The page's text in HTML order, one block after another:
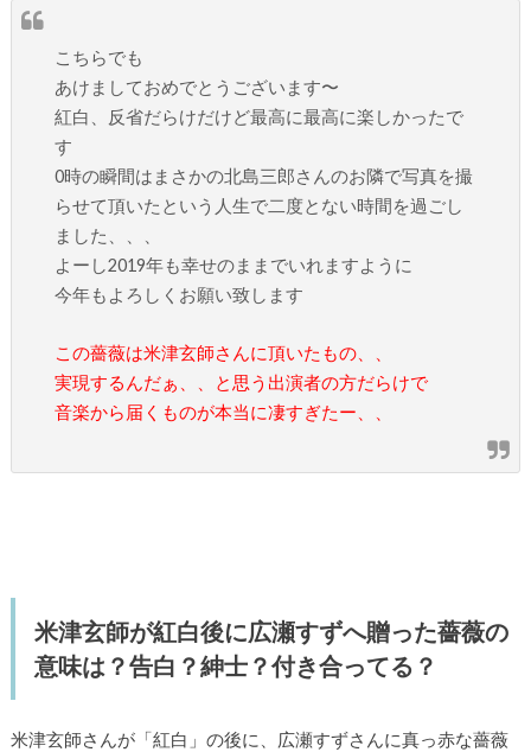
こちらでも
あけましておめでとうございます〜
紅白、反省だらけだけど最高に最高に楽しかったで
す
0時の瞬間はまさかの北島三郎さんのお隣で写真を撮
らせて頂いたという人生で二度とない時間を過ごし
ました、、、
よーし2019年も幸せのままでいれますように
今年もよろしくお願い致します
この薔薇は米津玄師さんに頂いたもの、、
実現するんだぁ、、と思う出演者の方だらけで
音楽から届くものが本当に凄すぎたー、、
米津玄師が紅白後に広瀬すずへ贈った薔薇の
意味は？告白？紳士？付き合ってる？
米津玄師さんが「紅白」の後に、広瀬すずさんに真っ赤な薔薇